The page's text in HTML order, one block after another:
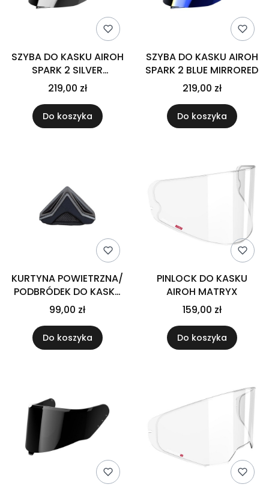
SZYBA DO KASKU AIROH
SPARK 2 SILVER
MIRRORED CONNOR
SILVER MIRRORED
219,00 zł
Do koszyka
SZYBA DO KASKU AIROH
SPARK 2 BLUE MIRRORED
219,00 zł
Do koszyka
KURTYNA POWIETRZNA/
PODBRÓDEK DO KASKU
AIROH COMMANDER
99,00 zł
Do koszyka
PINLOCK DO KASKU
AIROH MATRYX
159,00 zł
Do koszyka